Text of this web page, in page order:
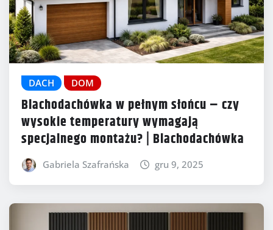
DACH DOM
Blachodachówka w pełnym słońcu – czy
wysokie temperatury wymagają
specjalnego montażu? | Blachodachówka
Gabriela Szafrańska gru 9, 2025